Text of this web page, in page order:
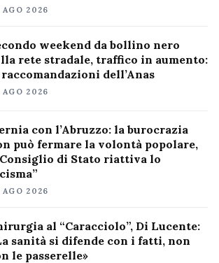
AGO 2026
weekend da bollino nero
rete stradale, traffico in aumento:
dell’Anas
AGO 2026
con l’Abruzzo: la burocrazia
può fermare la volontà popolare,
di Stato riattiva lo
AGO 2026
al “Caracciolo”, Di Lucente:
sanità si difende con i fatti, non
le passerelle»